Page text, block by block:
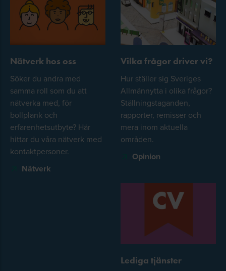
Nätverk hos oss
Söker du andra med
samma roll som du att
nätverka med, för
bollplank och
erfarenhetsutbyte? Här
hittar du våra nätverk med
kontaktpersoner.
Nätverk
Vilka frågor driver vi?
Hur ställer sig Sveriges
Allmännytta i olika frågor?
Ställningstaganden,
rapporter, remisser och
mera inom aktuella
områden.
Opinion
Lediga tjänster